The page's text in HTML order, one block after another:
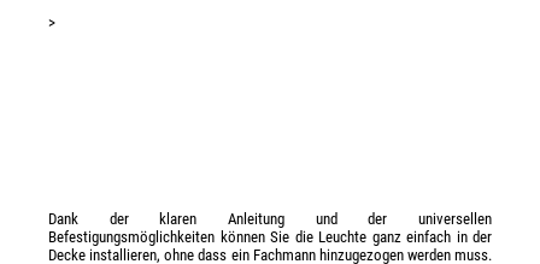
>
Dank der klaren Anleitung und der universellen
Befestigungsmöglichkeiten können Sie die Leuchte ganz einfach in der
Decke installieren, ohne dass ein Fachmann hinzugezogen werden muss.